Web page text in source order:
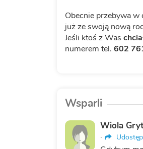
Obecnie przebywa w
już ze swoją nową
Jeśli ktoś z Was
numerem tel. 602
Wsparli
Wiola
·